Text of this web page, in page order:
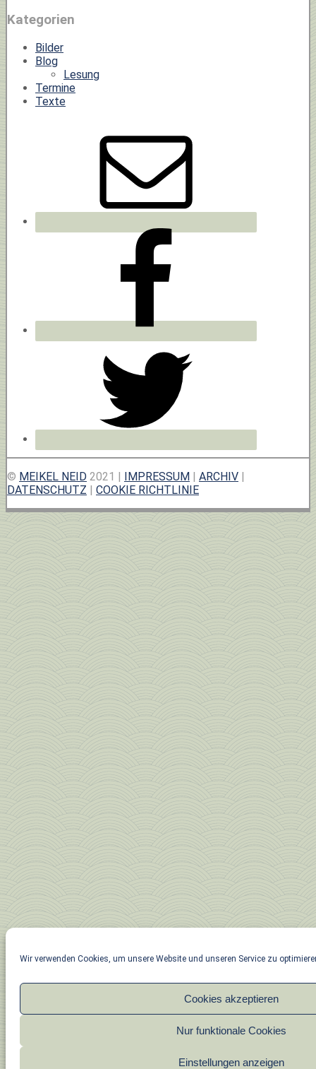
Wir verwenden Cookies, um unsere Website und unseren Service zu
Cookies akzeptieren
Nur funktionale Cookies
Einstellungen anzeigen
Kategorien
Bilder
Blog
Lesung
Termine
Texte
© MEIKEL NEID 2021 | IMPRESSUM | ARCHIV |
DATENSCHUTZ | COOKIE RICHTLINIE